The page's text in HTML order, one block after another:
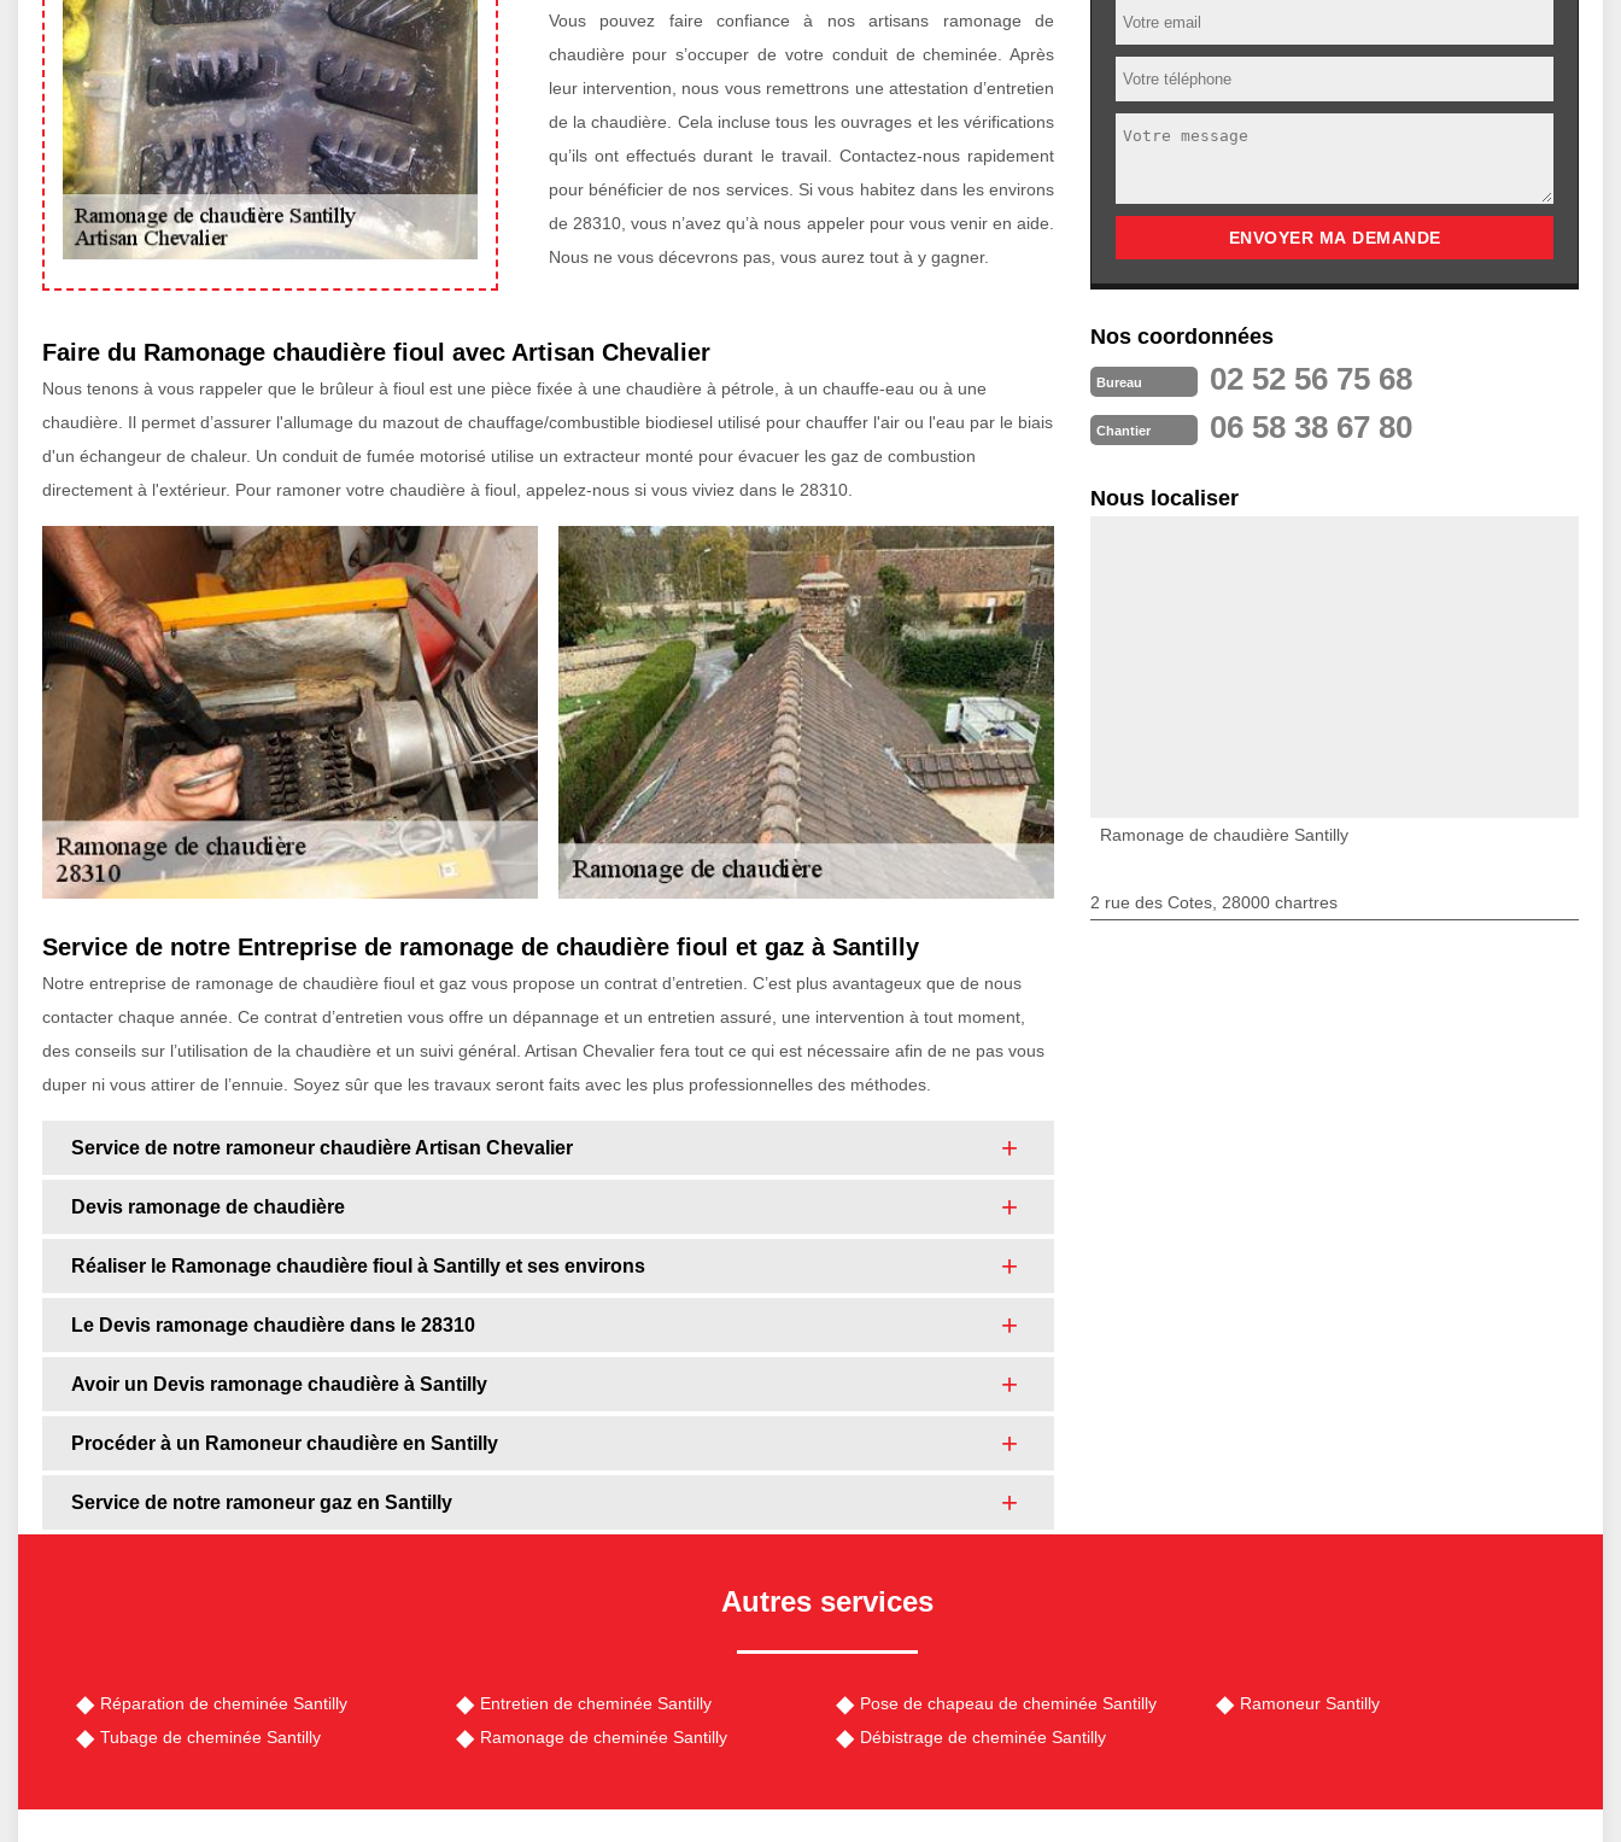
Vous pouvez faire confiance à nos artisans ramonage de
chaudière pour s’occuper de votre conduit de cheminée. Après
leur intervention, nous vous remettrons une attestation d’entretien
de la chaudière. Cela incluse tous les ouvrages et les vérifications
qu’ils ont effectués durant le travail. Contactez-nous rapidement
pour bénéficier de nos services. Si vous habitez dans les environs
de 28310, vous n’avez qu’à nous appeler pour vous venir en aide.
Nous ne vous décevrons pas, vous aurez tout à y gagner.
Faire du Ramonage chaudière fioul avec Artisan Chevalier
Nous tenons à vous rappeler que le brûleur à fioul est une pièce fixée à une chaudière à pétrole, à un chauffe-eau ou à une
chaudière. Il permet d’assurer l'allumage du mazout de chauffage/combustible biodiesel utilisé pour chauffer l'air ou l'eau par le biais
d'un échangeur de chaleur. Un conduit de fumée motorisé utilise un extracteur monté pour évacuer les gaz de combustion
directement à l'extérieur. Pour ramoner votre chaudière à fioul, appelez-nous si vous viviez dans le 28310.
Service de notre Entreprise de ramonage de chaudière fioul et gaz à Santilly
Notre entreprise de ramonage de chaudière fioul et gaz vous propose un contrat d’entretien. C’est plus avantageux que de nous
contacter chaque année. Ce contrat d’entretien vous offre un dépannage et un entretien assuré, une intervention à tout moment,
des conseils sur l’utilisation de la chaudière et un suivi général. Artisan Chevalier fera tout ce qui est nécessaire afin de ne pas vous
duper ni vous attirer de l’ennuie. Soyez sûr que les travaux seront faits avec les plus professionnelles des méthodes.
Service de notre ramoneur chaudière Artisan Chevalier
Devis ramonage de chaudière
Réaliser le Ramonage chaudière fioul à Santilly et ses environs
Le Devis ramonage chaudière dans le 28310
Avoir un Devis ramonage chaudière à Santilly
Procéder à un Ramoneur chaudière en Santilly
Service de notre ramoneur gaz en Santilly
Nos coordonnées
Bureau 02 52 56 75 68
Chantier 06 58 38 67 80
Nous localiser
Ramonage de chaudière Santilly
2 rue des Cotes, 28000 chartres
Autres services
Réparation de cheminée Santilly
Tubage de cheminée Santilly
Entretien de cheminée Santilly
Ramonage de cheminée Santilly
Pose de chapeau de cheminée Santilly
Débistrage de cheminée Santilly
Ramoneur Santilly